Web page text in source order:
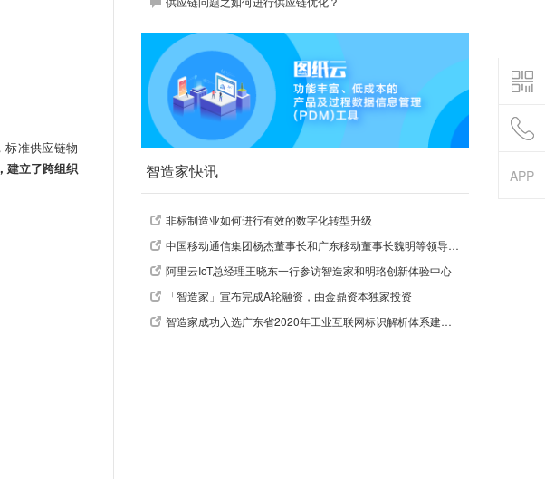
标准供应链物
建立了跨组织
智造家快讯
非标制造业如何进行有效的数字化转型升级
中国移动通信集团杨杰董事长和广东移动董事长魏明等领导莅临指导
阿里云IoT总经理王晓东一行参访智造家和明珞创新体验中心
「智造家」宣布完成A轮融资，由金鼎资本独家投资
智造家成功入选广东省2020年工业互联网标识解析体系建设引导资金支持项目
APP